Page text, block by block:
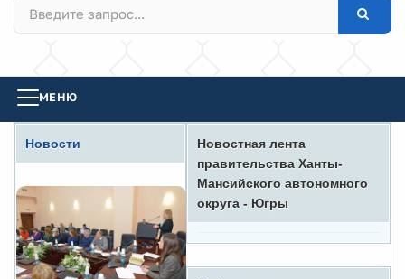
МЕНЮ
Новости
Новостная лента
правительства Ханты-
Мансийского автономного
округа - Югры